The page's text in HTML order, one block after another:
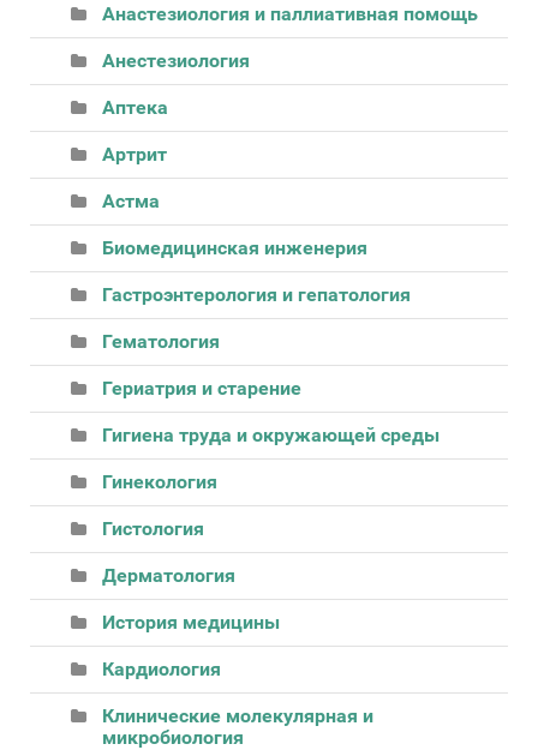
Анастезиология и паллиативная помощь
Анестезиология
Аптека
Артрит
Астма
Биомедицинская инженерия
Гастроэнтерология и гепатология
Гематология
Гериатрия и старение
Гигиена труда и окружающей среды
Гинекология
Гистология
Дерматология
История медицины
Кардиология
Клинические молекулярная и
микробиология